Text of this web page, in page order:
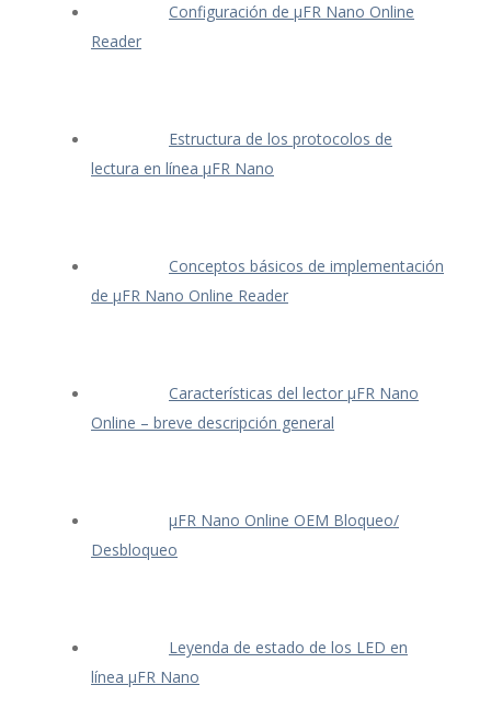
Configuración de μFR Nano Online
Reader
Estructura de los protocolos de
lectura en línea μFR Nano
Conceptos básicos de implementación
de μFR Nano Online Reader
Características del lector μFR Nano
Online – breve descripción general
μFR Nano Online OEM Bloqueo/
Desbloqueo
Leyenda de estado de los LED en
línea μFR Nano